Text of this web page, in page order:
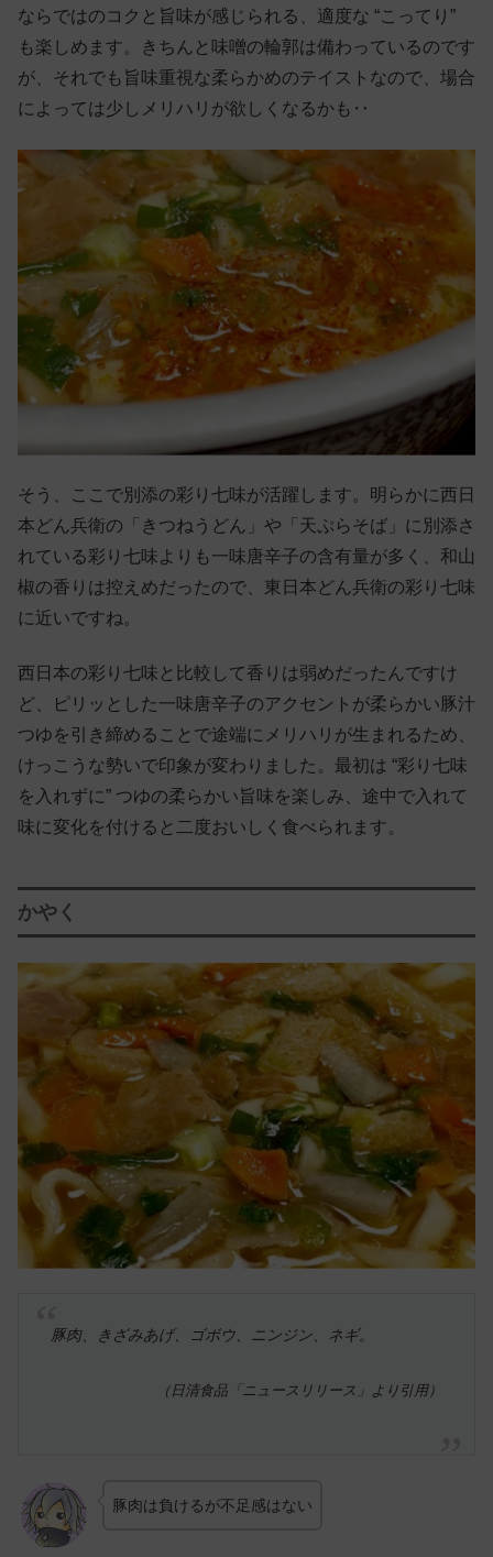
ならではのコクと旨味が感じられる、適度な “こってり”
も楽しめます。きちんと味噌の輪郭は備わっているのです
が、それでも旨味重視な柔らかめのテイストなので、場合
によっては少しメリハリが欲しくなるかも‥
そう、ここで別添の彩り七味が活躍します。明らかに西日
本どん兵衛の「きつねうどん」や「天ぷらそば」に別添さ
れている彩り七味よりも一味唐辛子の含有量が多く、和山
椒の香りは控えめだったので、東日本どん兵衛の彩り七味
に近いですね。
西日本の彩り七味と比較して香りは弱めだったんですけ
ど、ピリッとした一味唐辛子のアクセントが柔らかい豚汁
つゆを引き締めることで途端にメリハリが生まれるため、
けっこうな勢いで印象が変わりました。最初は “彩り七味
を入れずに” つゆの柔らかい旨味を楽しみ、途中で入れて
味に変化を付けると二度おいしく食べられます。
かやく
豚肉、きざみあげ、ゴボウ、ニンジン、ネギ。
（日清食品「ニュースリリース」より引用）
豚肉は負けるが不足感はない